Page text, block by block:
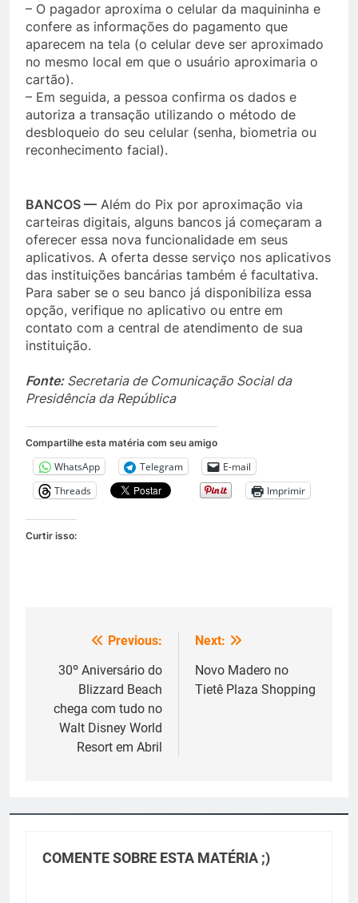
– O pagador aproxima o celular da maquininha e
confere as informações do pagamento que
aparecem na tela (o celular deve ser aproximado
no mesmo local em que o usuário aproximaria o
cartão).
– Em seguida, a pessoa confirma os dados e
autoriza a transação utilizando o método de
desbloqueio do seu celular (senha, biometria ou
reconhecimento facial).
BANCOS — Além do Pix por aproximação via
carteiras digitais, alguns bancos já começaram a
oferecer essa nova funcionalidade em seus
aplicativos. A oferta desse serviço nos aplicativos
das instituições bancárias também é facultativa.
Para saber se o seu banco já disponibiliza essa
opção, verifique no aplicativo ou entre em
contato com a central de atendimento de sua
instituição.
Fonte:Secretaria de Comunicação Social da
Presidência da República
Compartilhe esta matéria com seu amigo
WhatsApp Telegram
E-mail
Threads
Imprimir
Curtir isso:
Navegação
de
Post
Previous:
30º Aniversário do
Blizzard Beach
chega com tudo no
Walt Disney World
Resort em Abril
Next:
Novo Madero no
Tietê Plaza Shopping
COMENTE SOBRE ESTA MATÉRIA ;)